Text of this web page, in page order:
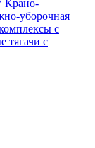
уборочная
с
тягачи с